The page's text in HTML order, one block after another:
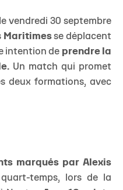
le vendredi 30 septembre
Maritimesse déplacent
intention de prendre la
Un match qui promet
deux formations, avec
marqués par Alexis
temps, lors de la